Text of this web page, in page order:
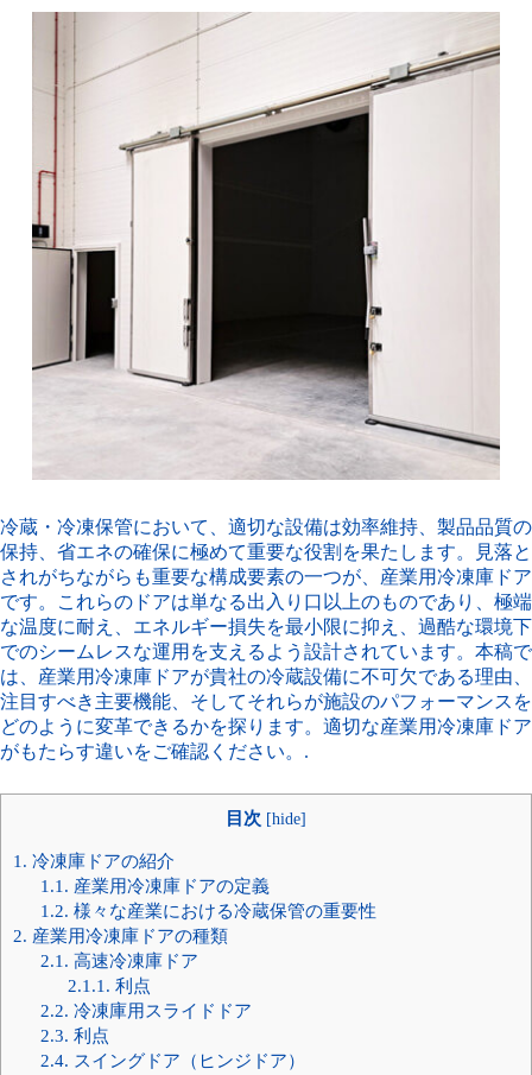
冷蔵・冷凍保管において、適切な設備は効率維持、製品品質の
保持、省エネの確保に極めて重要な役割を果たします。見落と
されがちながらも重要な構成要素の一つが、産業用冷凍庫ドア
です。これらのドアは単なる出入り口以上のものであり、極端
な温度に耐え、エネルギー損失を最小限に抑え、過酷な環境下
でのシームレスな運用を支えるよう設計されています。本稿で
は、産業用冷凍庫ドアが貴社の冷蔵設備に不可欠である理由、
注目すべき主要機能、そしてそれらが施設のパフォーマンスを
どのように変革できるかを探ります。適切な産業用冷凍庫ドア
がもたらす違いをご確認ください。.
目次 [hide]
1. 冷凍庫ドアの紹介
1.1. 産業用冷凍庫ドアの定義
1.2. 様々な産業における冷蔵保管の重要性
2. 産業用冷凍庫ドアの種類
2.1. 高速冷凍庫ドア
2.1.1. 利点
2.2. 冷凍庫用スライドドア
2.3. 利点
2.4. スイングドア（ヒンジドア）